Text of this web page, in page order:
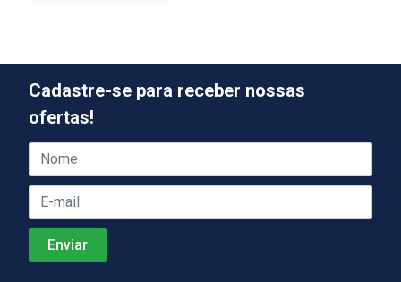
Cadastre-se para receber nossas
ofertas!